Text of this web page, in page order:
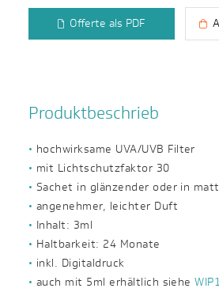
Offerte als PDF
Produktbeschrieb
hochwirksame UVA/UVB Filter
mit Lichtschutzfaktor 30
Sachet in glänzender oder in
angenehmer, leichter Duft
Inhalt: 3ml
Haltbarkeit: 24 Monate
inkl. Digitaldruck
auch mit 5ml erhältlich siehe